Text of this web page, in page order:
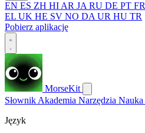
EN ES ZH HI AR JA RU DE PT FR
EL UK HE SV NO DA UR HU TR
Pobierz aplikację
MorseKit
Słownik Akademia Narzędzia Nauka
Język